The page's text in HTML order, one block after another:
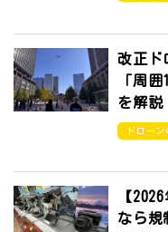
改正ド
「周
を解説
ドロー
【
なら規